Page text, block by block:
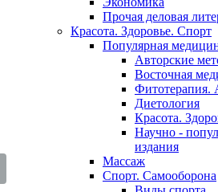
Прочая деловая
Красота. Здоровье. Спорт
Популярная
Авторские
Восточная
Фитотерапия.
Диетология
Красота.
Научно -
издания
Массаж
Спорт. Самооборона